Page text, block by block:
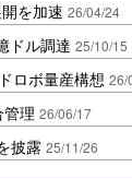
を加速 26/04/24
ドル調達 25/10/15
ロボ量産構想 26/
理 26/06/17
披露 25/11/26